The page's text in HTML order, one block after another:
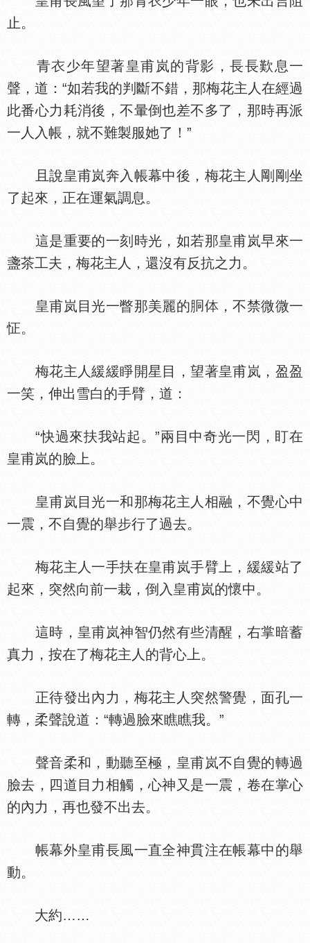
止。
青
少年望著皇甫岚的背影，長長歎息一
聲，道：“如若我的判斷不錯，那梅花主人在經過
此番心力耗消後，不暈倒也差不多了，那時再派
一人入帳，就不難製服她了！”
且說皇甫岚奔入帳幕中後，梅花主人剛剛坐
了起來，正在運氣調息。
這是重要的一刻時光，如若那皇甫岚早來一
盞茶工夫，梅花主人，還沒有反抗之力。
皇甫岚目光一瞥那美麗的胴
，不禁微微一
怔。
梅花主人緩緩睜開星目，望著皇甫岚，盈盈
一笑，伸出雪白的手臂，道：
“快過來扶我站起。”兩目中奇光一閃，盯在
皇甫岚的臉上。
皇甫岚目光一和那梅花主人相融，不覺心中
一震，不自覺的舉步行了過去。
梅花主人一手扶在皇甫岚手臂上，緩緩站了
起來，突然向前一栽，倒入皇甫岚的懷中。
這時，皇甫岚神智仍然有些清醒，右掌暗蓄
真力，按在了梅花主人的背心上。
正待發出內力，梅花主人突然警覺，面孔一
轉，柔聲說道：“轉過臉來瞧瞧我。”
聲音柔和，動聽至極，皇甫岚不自覺的轉過
臉去，四道目力相觸，心神又是一震，卷在掌心
的內力，再也發不出去。
帳幕外皇甫長風一直全神貫注在帳幕中的舉
動。
大約……